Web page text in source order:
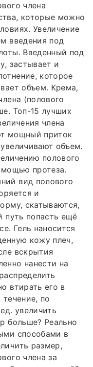
члена
которые можно
Увеличение
введения под
Введенный под
застывает и
которое
объем. Крема,
(полового
Топ-15 лучших
члена
мощный приток
объем.
полового
протеза.
вид полового
и
скатываются,
путь попасть ещё
Гель наносится
кожу плеч,
вскрытия
нанести на
втирать его в
по
увеличить
больше? Реально
способами в
размер,
члена за